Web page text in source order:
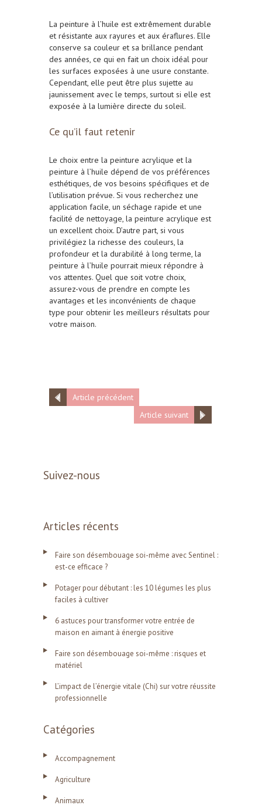
La peinture à l’huile est extrêmement durable
et résistante aux rayures et aux éraflures. Elle
conserve sa couleur et sa brillance pendant
des années, ce qui en fait un choix idéal pour
les surfaces exposées à une usure constante.
Cependant, elle peut être plus sujette au
jaunissement avec le temps, surtout si elle est
exposée à la lumière directe du soleil.
Ce qu’il faut retenir
Le choix entre la peinture acrylique et la
peinture à l’huile dépend de vos préférences
esthétiques, de vos besoins spécifiques et de
l’utilisation prévue. Si vous recherchez une
application facile, un séchage rapide et une
facilité de nettoyage, la peinture acrylique est
un excellent choix. D’autre part, si vous
privilégiez la richesse des couleurs, la
profondeur et la durabilité à long terme, la
peinture à l’huile pourrait mieux répondre à
vos attentes. Quel que soit votre choix,
assurez-vous de prendre en compte les
avantages et les inconvénients de chaque
type pour obtenir les meilleurs résultats pour
votre maison.
Article précédent
Article suivant
Suivez-nous
Articles récents
Faire son désembouage soi-même avec Sentinel :
est-ce efficace ?
Potager pour débutant : les 10 légumes les plus
faciles à cultiver
6 astuces pour transformer votre entrée de
maison en aimant à énergie positive
Faire son désembouage soi-même : risques et
matériel
L’impact de l’énergie vitale (Chi) sur votre réussite
professionnelle
Catégories
Accompagnement
Agriculture
Animaux